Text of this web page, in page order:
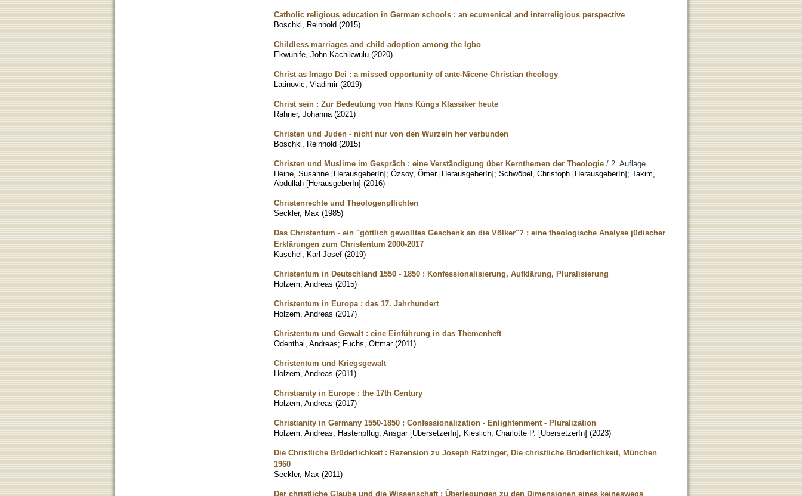
Catholic religious education in German schools : an ecumenical and interreligious perspective
Boschki, Reinhold (2015)
Childless marriages and child adoption among the Igbo
Ekwunife, John Kachikwulu (2020)
Christ as Imago Dei : a missed opportunity of ante-Nicene Christian theology
Latinovic, Vladimir (2019)
Christ sein : Zur Bedeutung von Hans Küngs Klassiker heute
Rahner, Johanna (2021)
Christen und Juden - nicht nur von den Wurzeln her verbunden
Boschki, Reinhold (2015)
Christen und Muslime im Gespräch : eine Verständigung über Kernthemen der Theologie / 2. Auflage
Heine, Susanne [HerausgeberIn]; Özsoy, Ömer [HerausgeberIn]; Schwöbel, Christoph [HerausgeberIn]; Takim,
Abdullah [HerausgeberIn] (2016)
Christenrechte und Theologenpflichten
Seckler, Max (1985)
Das Christentum - ein "göttlich gewolltes Geschenk an die Völker"? : eine theologische Analyse jüdischer
Erklärungen zum Christentum 2000-2017
Kuschel, Karl-Josef (2019)
Christentum in Deutschland 1550 - 1850 : Konfessionalisierung, Aufklärung, Pluralisierung
Holzem, Andreas (2015)
Christentum in Europa : das 17. Jahrhundert
Holzem, Andreas (2017)
Christentum und Gewalt : eine Einführung in das Themenheft
Odenthal, Andreas; Fuchs, Ottmar (2011)
Christentum und Kriegsgewalt
Holzem, Andreas (2011)
Christianity in Europe : the 17th Century
Holzem, Andreas (2017)
Christianity in Germany 1550-1850 : Confessionalization - Enlightenment - Pluralization
Holzem, Andreas; Hastenpflug, Ansgar [ÜbersetzerIn]; Kieslich, Charlotte P. [ÜbersetzerIn] (2023)
Die Christliche Brüderlichkeit : Rezension zu Joseph Ratzinger, Die christliche Brüderlichkeit, München
1960
Seckler, Max (2011)
Der christliche Glaube und die Wissenschaft : Überlegungen zu den Dimensionen eines keineswegs